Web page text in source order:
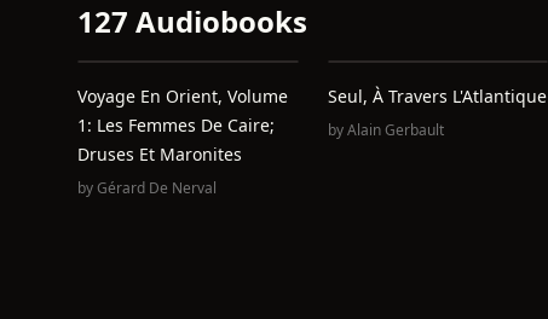
127 Audiobooks
Voyage En Orient, Volume
1: Les Femmes De Caire;
Druses Et Maronites
byGérard De Nerval
Seul, À Travers L'Atlantique
byAlain Gerbault